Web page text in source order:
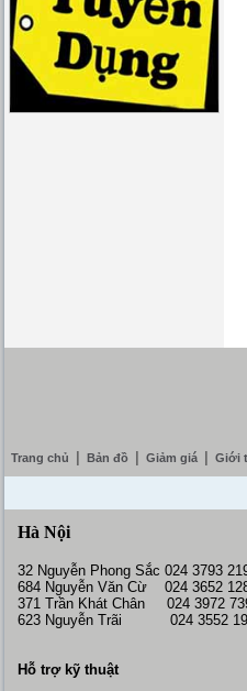
Trang chủ Bản đồ Giảm giá Giới
Hà Nội
32 Nguyễn Phong Sắc 024 3793
684 Nguyễn Văn Cừ 024 3652
371 Trần Khát Chân 024 3972
623 Nguyễn Trãi 024 3552
Hỗ trợ kỹ thuật